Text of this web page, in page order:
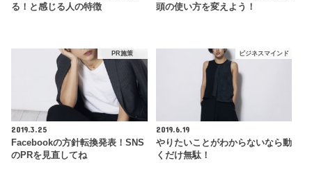
る！と感じる人の特徴
頭の使い方を変えよう！
PR施策
2019.3.25
Facebookの方針転換発表！SNS
のPRを見直してね
ビジネスマインド
2019.6.19
やりたいことがわからないなら動
くだけ無駄！